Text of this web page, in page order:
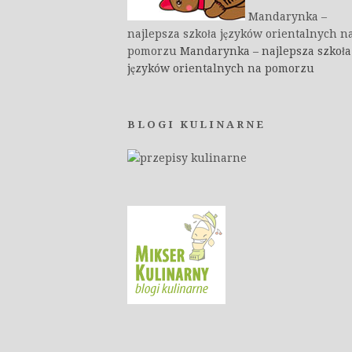
Mandarynka –
najlepsza szkoła języków orientalnych
pomorzu Mandarynka – najlepsza szkoła
języków orientalnych na pomorzu
BLOGI KULINARNE